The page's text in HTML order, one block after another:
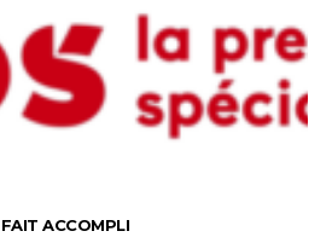
ACCOMPLI